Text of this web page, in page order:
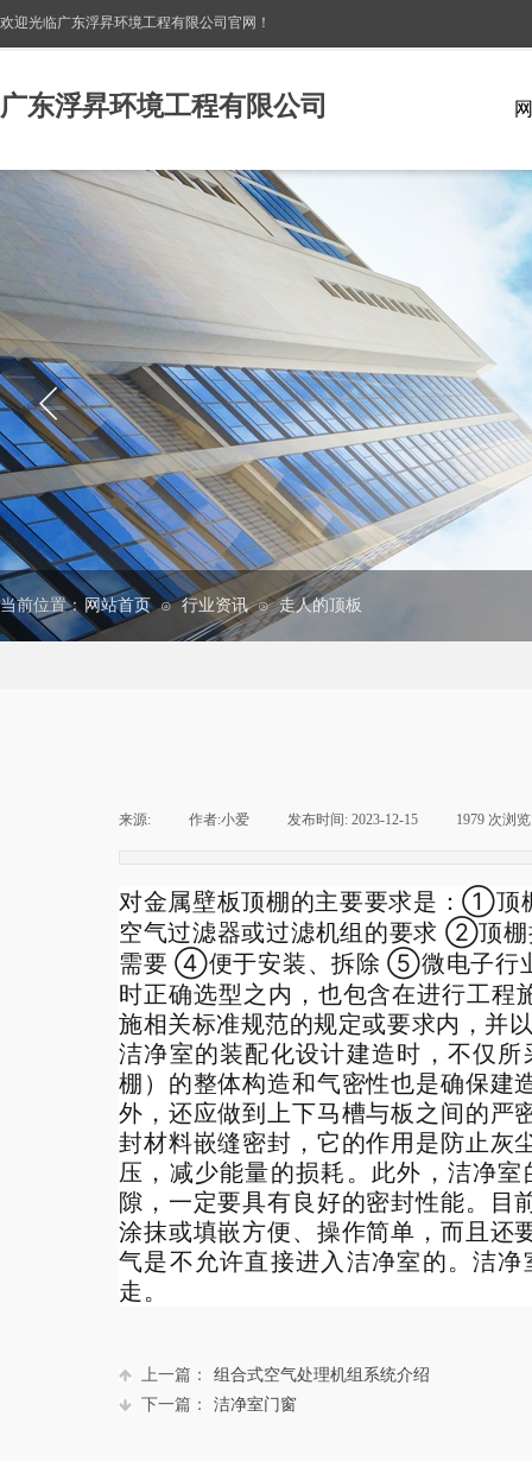
欢迎光临广东浮昇环境工程有限公司 官网！
广东浮昇环境工程有限公司
当前位置： 网站首页 ⊙ 行业资讯 ⊙ 走人的顶板
来源: 作者:小爱 发布时间: 2023-12-15 1979 次浏览
对金属壁板顶棚的主要要求是：①顶
空气过滤器或过滤机组的要求 ②顶
需要④便于安装、拆除⑤微电子行
时正确选型之内，也包含在进行工程
施相关标准规范的规定或要求内，并
洁净室的装配化设计建造时，不仅
棚）的整体构造和气密性也是确保建
外，还应做到上下马槽与板之间的严
封材料嵌缝密封，它的作用是防止灰
压，减少能量的损耗。此外，洁净
隙，一定要具有良好的密封性能。目
涂抹或填嵌方便、操作简单，而且还
气是不允许直接进入洁净室的。洁
走。
上一篇：
组合式空气处理机组系统介绍
下一篇：
洁净室门窗